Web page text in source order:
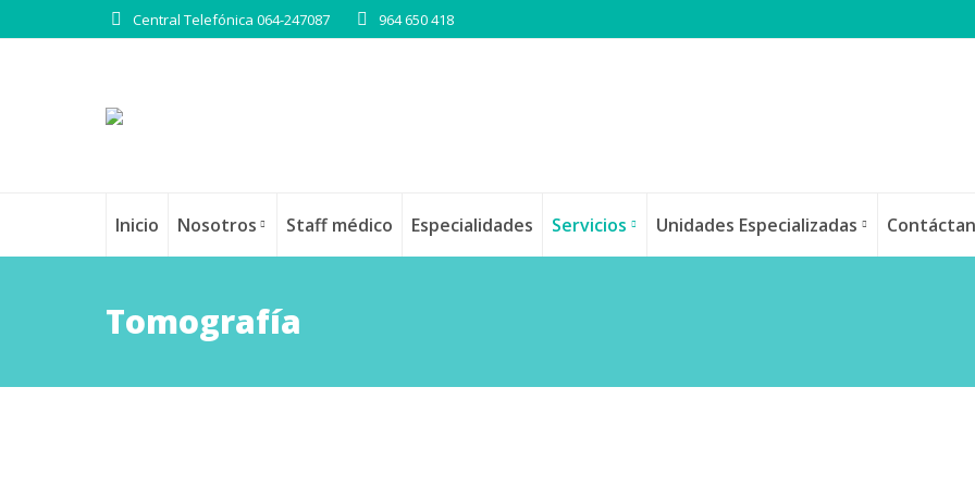
Central Telefónica 064-247087 964 650 418
Inicio Nosotros Staff médico Especialidades Servicios Unidades Especializadas
Tomografía